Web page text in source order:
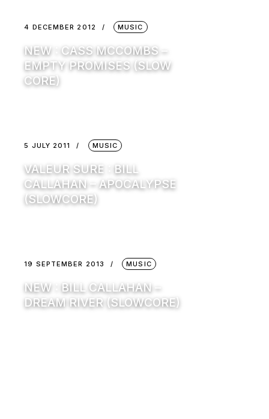
4 DECEMBER 2012 MUSIC
NEW : CASS MCCOMBS –
EMPTY PROMISES (SLOW
CORE)
5 JULY 2011 MUSIC
VALEUR SURE : BILL
CALLAHAN – APOCALYPSE
(SLOWCORE)
19 SEPTEMBER 2013 MUSIC
NEW : BILL CALLAHAN –
DREAM RIVER (SLOWCORE)